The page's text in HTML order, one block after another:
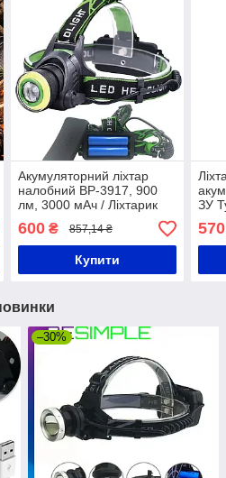
Акумуляторний ліхтар
налобний BP-3917, 900
лм, 3000 мАч / Ліхтарик
налобний / Світлодіодний
ліхтар на голову
600₴ 857,14 ₴
Купити
ЗУ
570
–30%